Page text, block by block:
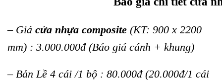
– Giá cửa nhựa composite (KT: 900 x 2200
mm) : 3.000.000đ (Báo giá cánh + khung)
– Bản Lề 4 cái /1 bộ : 80.000đ (20.000đ/1 cái